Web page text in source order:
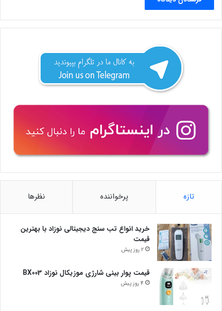
تازه پرخواننده نظرها
خرید انواع تب سنج دیجیتالی نوزاد با بهترین
قیمت
2 روز پیش
قیمت پوار بینی شارژی موزیکال نوزاد BX003
4 روز پیش